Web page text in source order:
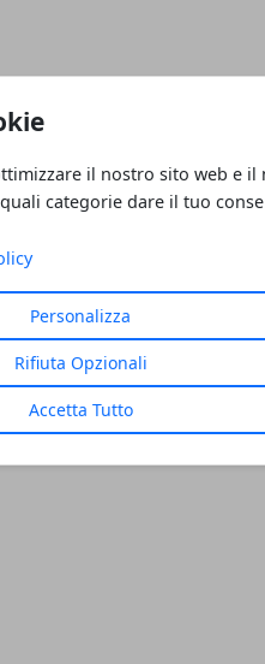
il nostro sito web e il
categorie dare il tuo
Personalizza
Rifiuta Opzionali
Accetta Tutto